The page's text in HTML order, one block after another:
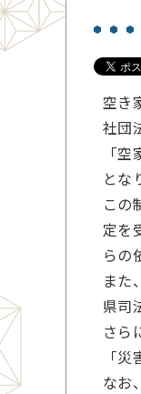
空き
社団
「
とな
この
定を
らの
また
県司
さら
「
なお